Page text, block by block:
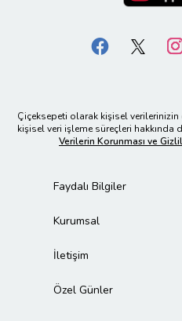
Çiçeksepeti olarak kişisel
kişisel veri işleme süreçleri hakkında
Verilerin Korunması ve
Faydalı Bilgiler
Kurumsal
İletişim
Özel Günler